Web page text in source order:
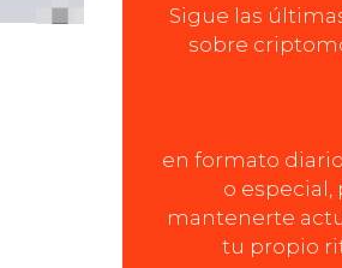
Sigue las
sobre
en formato
o especial,
mantenerte
tu propio